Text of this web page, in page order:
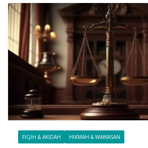
FIQIH & AKIDAH HIKMAH & WAWASAN